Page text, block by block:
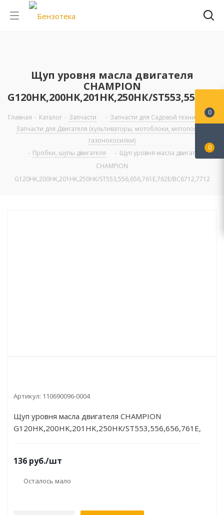
Щуп уровня масла двигателя
CHAMPION
Главная - Каталог - Запчасти - Запчасти для Садовой техники
-
Запчасти для Двигателя (культиваторы, мотоблоки, мотопомпы,
газонокосилки)
- Пробки, шупы двигателя - Щуп уровня масла двигателя
CHAMPION
G120HK,200HK,201HK,250НК/ST553,556,656,761E,762Е/BC6712,7712
Артикул: 110690096-0004
Щуп уровня масла двигателя CHAMPION
G120HK,200HK,201HK,250НК/ST553,556,656,761E,762Е/
136 руб./шт
Осталось мало
0
0